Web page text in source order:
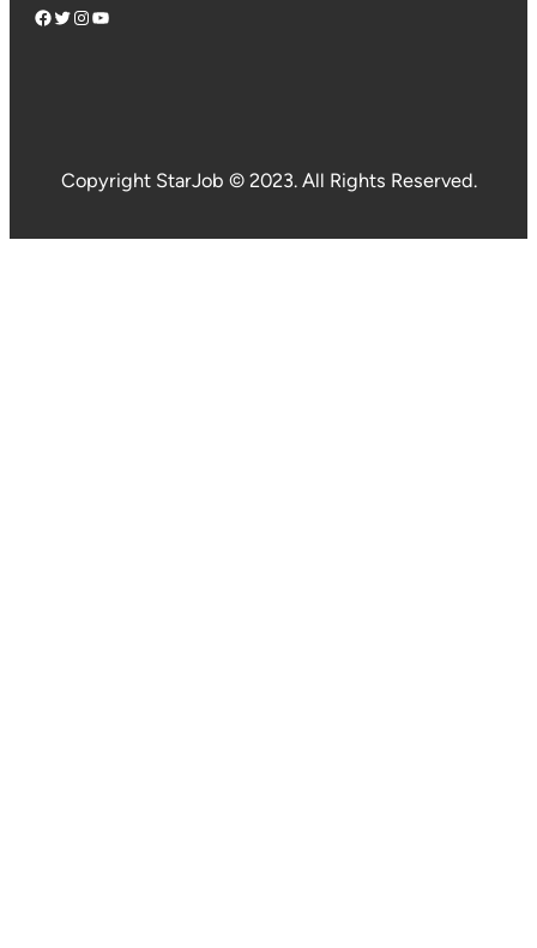
Facebook Twitter InstagramYouTube
Copyright StarJob © 2023. All Rights Reserved.